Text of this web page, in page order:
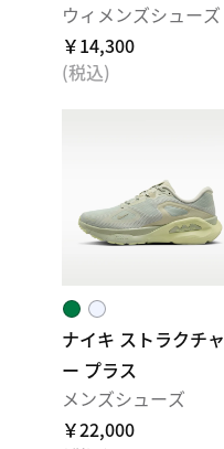
ウィメンズシューズ
￥14,300
(税込)
ナイキ ストラクチャ
ー プラス
メンズシューズ
￥22,000